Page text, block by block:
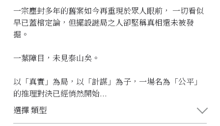
一宗塵封多年的舊案如今再重現於眾人眼前， 一切看似
早已蓋棺定論，但擺設謎局之人卻堅稱真相還未被發
掘。
一葉障目，未見泰山矣。
以「真實」為局，以「計謀」為子，一場名為「公平」
的推理對決已經悄然開始...
選擇 類型